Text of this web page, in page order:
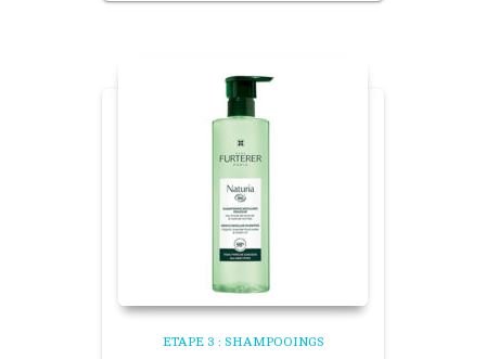
ETAPE 3 : SHAMPOOINGS